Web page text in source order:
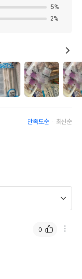
5%
2%
만족도순 최신순
0